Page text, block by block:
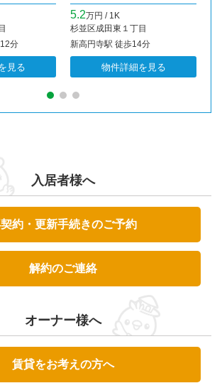
分
見る
5.2万円 / 1K
杉並区成田東１丁目
新高円寺駅 徒歩14分
物件詳細を見る
入居者様へ
約・更新手続きのご予約
解約のご連絡
オーナー様へ
賃貸をお考えの方へ